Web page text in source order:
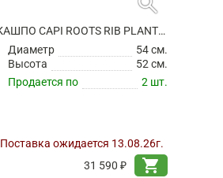
КАШПО CAPI ROOTS RIB PLANTER BALL IVORY
Диаметр
54 см.
Высота
52 см.
Продается по
2 шт.
Поставка ожидается 13.08.26г.
31 590 ₽
shopping_cart